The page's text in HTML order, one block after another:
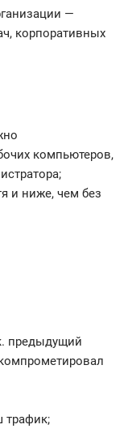
—
корпоративных
компьютеров,
и ниже, чем без
предыдущий
трафик;